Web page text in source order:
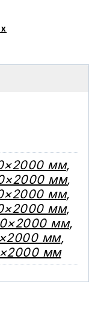
мм,
мм,
мм,
мм,
мм,
мм,
мм